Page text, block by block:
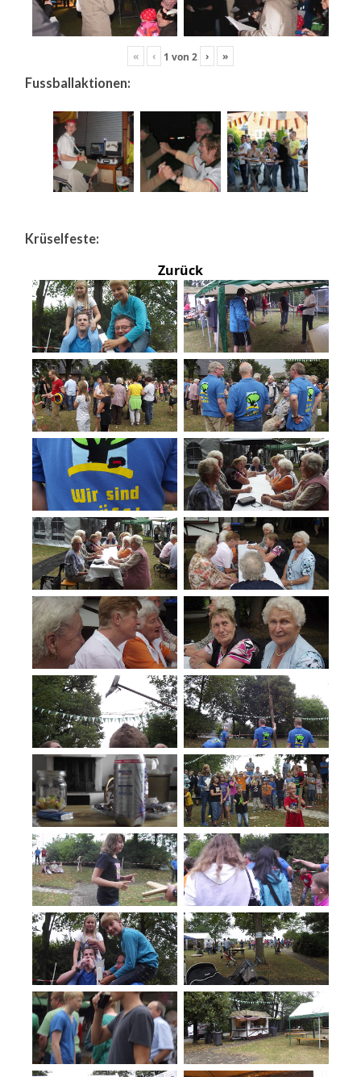
« ‹ 1 von 2 › »
Fussballaktionen:
Krüselfeste:
Zurück